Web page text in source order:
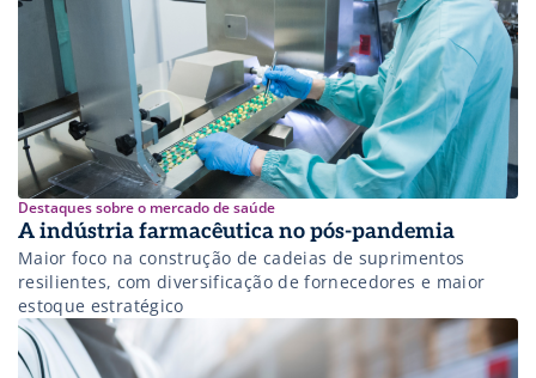
Destaques sobre o mercado de saúde
A indústria farmacêutica no pós-pandemia
Maior foco na construção de cadeias de suprimentos
resilientes, com diversificação de fornecedores e maior
estoque estratégico